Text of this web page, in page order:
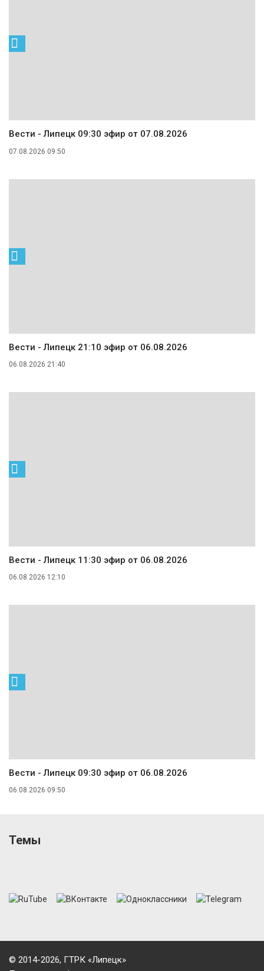
Вести - Липецк 09:30 эфир от 07.08.2026
07.08.2026 09:50
Вести - Липецк 21:10 эфир от 06.08.2026
06.08.2026 21:40
Вести - Липецк 11:30 эфир от 06.08.2026
06.08.2026 12:10
Вести - Липецк 09:30 эфир от 06.08.2026
06.08.2026 09:50
Темы
© 2014-2026, ГТРК «Липецк»